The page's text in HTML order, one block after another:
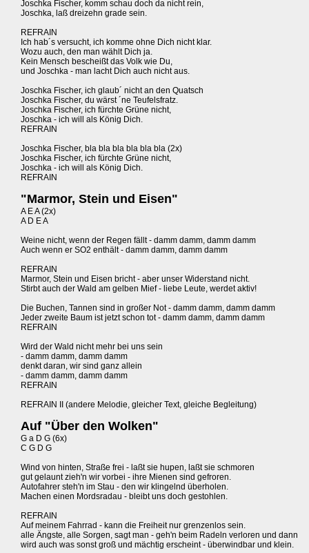
Joschka Fischer, komm schau doch da nicht rein,
Joschka, laß dreizehn grade sein.
REFRAIN
Ich hab´s versucht, ich komme ohne Dich nicht klar.
Wozu auch, den man wählt Dich ja.
Kein Mensch bescheißt das Volk wie Du,
und Joschka - man lacht Dich auch nicht aus.
Joschka Fischer, ich glaub´ nicht an den Quatsch
Joschka Fischer, du wärst ´ne Teufelsfratz.
Joschka Fischer, ich fürchte Grüne nicht,
Joschka - ich will als König Dich.
REFRAIN
Joschka Fischer, bla bla bla bla bla bla (2x)
Joschka Fischer, ich fürchte Grüne nicht,
Joschka - ich will als König Dich.
REFRAIN
"Marmor, Stein und Eisen"
A E A (2x)
A D E A
Weine nicht, wenn der Regen fällt - damm damm, damm damm
Auch wenn er SO2 enthält - damm damm, damm damm
REFRAIN
Marmor, Stein und Eisen bricht - aber unser Widerstand nicht.
Stirbt auch der Wald am gelben Mief - liebe Leute, werdet aktiv!
Die Buchen, Tannen sind in großer Not - damm damm, damm damm
Jeder zweite Baum ist jetzt schon tot - damm damm, damm damm
REFRAIN
Wird der Wald nicht mehr bei uns sein
- damm damm, damm damm
denkt daran, wir sind ganz allein
- damm damm, damm damm
REFRAIN
REFRAIN II (andere Melodie, gleicher Text, gleiche Begleitung)
Auf "Über den Wolken"
G a D G (6x)
C G D G
Wind von hinten, Straße frei - laßt sie hupen, laßt sie schmoren
gut gelaunt zieh'n wir vorbei - ihre Mienen sind gefroren.
Autofahrer steh'n im Stau - den wir klingelnd überholen.
Machen einen Mordsradau - bleibt uns doch gestohlen.
REFRAIN
Auf meinem Fahrrad - kann die Freiheit nur grenzenlos sein.
alle Ängste, alle Sorgen, sagt man - geh'n beim Radeln verloren und dann
wird auch was sonst groß und mächtig erscheint - überwindbar und klein.